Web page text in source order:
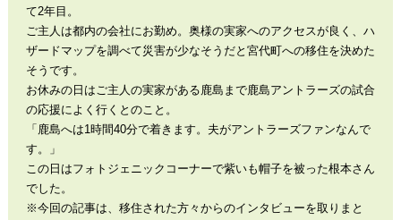
て2年目。
ご主人は都内の会社にお勤め。奥様の実家へのアクセスが良く、ハ
ザードマップを調べて災害が少なそうだと宮代町への移住を決めた
そうです。
お休みの日はご主人の実家がある鹿島まで鹿島アントラーズの試合
の応援によく行くとのこと。
「鹿島へは1時間40分で着きます。夫がアントラーズファンなんで
す。」
この日はフォトジェニックコーナーで紫いも帽子を被った根本さん
でした。
※今回の記事は、移住された方々からのインタビューを取りまと